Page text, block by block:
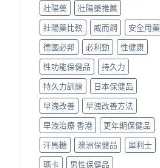
壯陽藥
壯陽藥推薦
壯陽藥比較
威而鋼
安全用藥
德國必邦
必利勁
性健康
性功能保健品
持久力
持久力訓練
日本保健品
早洩改善
早洩改善方法
早洩治療 香港
更年期保健品
汗馬糖
澳洲保健品
犀利士
瑪卡
男性保健品